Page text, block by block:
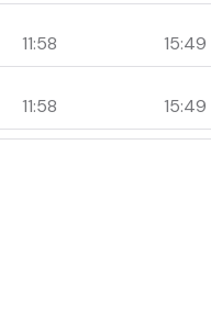
11:58 15:49
11:58 15:49